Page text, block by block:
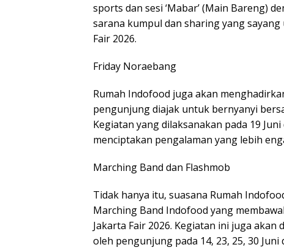
sports dan sesi ‘Mabar’ (Main Bareng)
sarana kumpul dan sharing yang
Fair 2026.
Friday Noraebang
Rumah Indofood juga akan
pengunjung diajak untuk bernyanyi
Kegiatan yang dilaksanakan pada 19
menciptakan pengalaman yang lebih
Marching Band dan Flashmob
Tidak hanya itu, suasana Rumah
Marching Band Indofood yang
Jakarta Fair 2026. Kegiatan ini juga
oleh pengunjung pada 14, 23, 25, 30 Juni